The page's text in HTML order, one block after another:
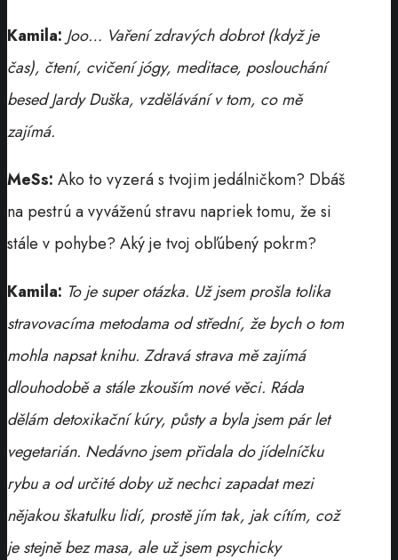
Kamila: Joo… Vaření zdravých dobrot (když je
čas), čtení, cvičení jógy, meditace, poslouchání
besed Jardy Duška, vzdělávání v tom, co mě
zajímá.
MeSs: Ako to vyzerá s tvojim jedálničkom? Dbáš
na pestrú a vyváženú stravu napriek tomu, že si
stále v pohybe? Aký je tvoj obľúbený pokrm?
Kamila: To je super otázka. Už jsem prošla tolika
stravovacíma metodama od střední, že bych o tom
mohla napsat knihu. Zdravá strava mě zajímá
dlouhodobě a stále zkouším nové věci. Ráda
dělám detoxikační kúry, půsty a byla jsem pár let
vegetarián. Nedávno jsem přidala do jídelníčku
rybu a od určité doby už nechci zapadat mezi
nějakou škatulku lidí, prostě jím tak, jak cítím, což
je stejně bez masa, ale už jsem psychicky